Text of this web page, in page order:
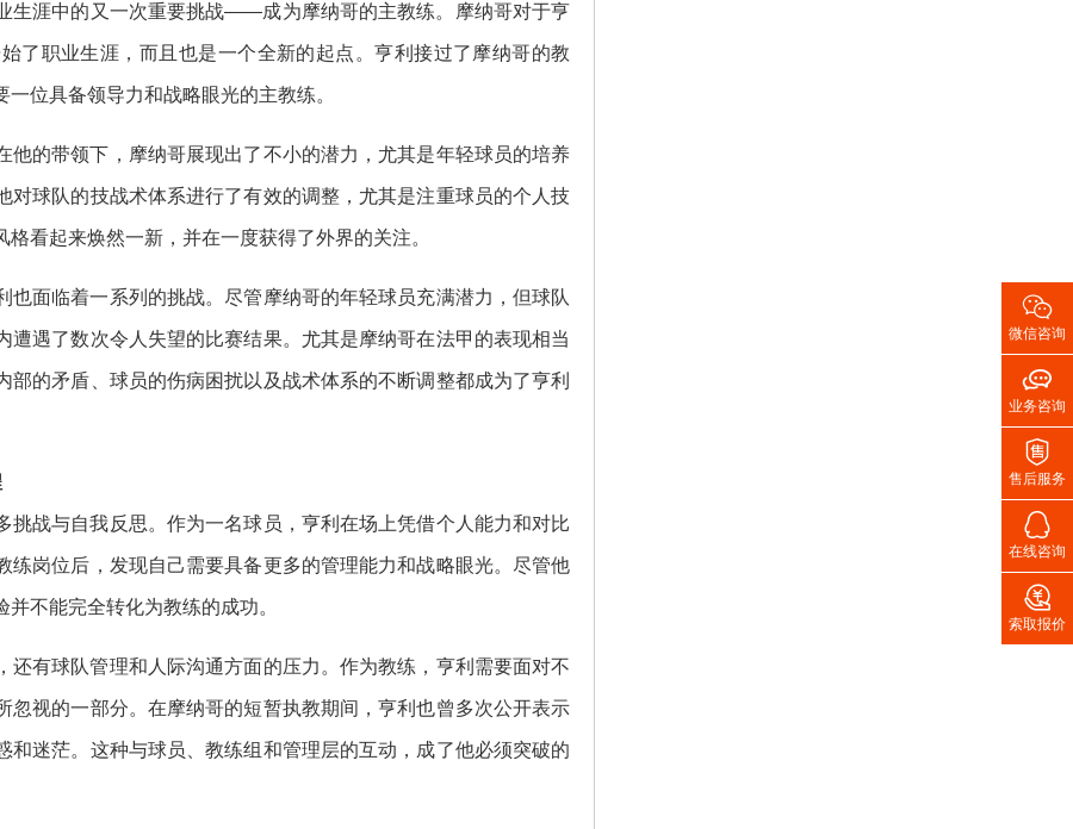
生涯中的又一次重要挑战——成为摩纳哥的主教练。摩纳哥对于亨
职业生涯，而且也是一个全新的起点。亨利接过了摩纳哥的教
位具备领导力和战略眼光的主教练。
他的带领下，摩纳哥展现出了不小的潜力，尤其是年轻球员的培养
球队的技战术体系进行了有效的调整，尤其是注重球员的个人技
看起来焕然一新，并在一度获得了外界的关注。
面临着一系列的挑战。尽管摩纳哥的年轻球员充满潜力，但球队
遇了数次令人失望的比赛结果。尤其是摩纳哥在法甲的表现相当
的矛盾、球员的伤病困扰以及战术体系的不断调整都成为了亨利
挑战与自我反思。作为一名球员，亨利在场上凭借个人能力和对比
岗位后，发现自己需要具备更多的管理能力和战略眼光。尽管他
不能完全转化为教练的成功。
还有球队管理和人际沟通方面的压力。作为教练，亨利需要面对不
忽视的一部分。在摩纳哥的短暂执教期间，亨利也曾多次公开表示
和迷茫。这种与球员、教练组和管理层的互动，成了他必须突破的

微信咨询

业务咨询

售后服务

在线咨询

索取报价